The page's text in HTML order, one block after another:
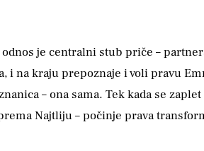
je centralni stub priče –
i na kraju prepoznaje i voli pravu
– ona sama. Tek kada se
Najtliju – počinje prava